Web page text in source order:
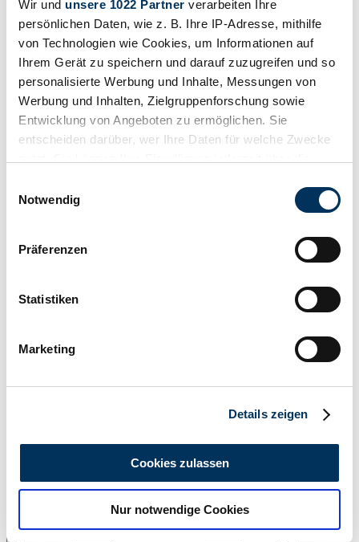
Wir und unsere 1022 Partner verarbeiten Ihre
persönlichen Daten, wie z. B. Ihre IP-Adresse, mithilfe
von Technologien wie Cookies, um Informationen auf
Ihrem Gerät zu speichern und darauf zuzugreifen und so
personalisierte Werbung und Inhalte, Messungen von
Werbung und Inhalten, Zielgruppenforschung sowie
Entwicklung von Angeboten zu ermöglichen. Sie
entscheiden darüber, wer Ihre Daten für welche Zwecke
Trigger Symbol ändern oder widerrufen
Informationen über Ihre geografische Lage
können
bestimmten Merkmalen (Fingerprinting) identifizieren
Erfahren Sie mehr darüber, wie Ihre persönlichen Daten
analysieren. Außerdem geben wir Informationen zu Ihrer
Verwendung unserer Website an unsere Partner für
soziale Medien, Werbung und Analysen weiter. Unsere
Notwendig
Präferenzen
Statistiken
Marketing
Details zeigen
Cookies zulassen
Nur notwendige Cookies
Händler